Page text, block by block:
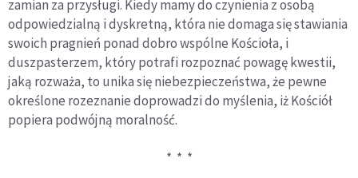
zamian za przysługi. Kiedy mamy do czynienia z osobą
odpowiedzialną i dyskretną, która nie domaga się stawiania
swoich pragnień ponad dobro wspólne Kościoła, i
duszpasterzem, który potrafi rozpoznać powagę kwestii,
jaką rozważa, to unika się niebezpieczeństwa, że pewne
określone rozeznanie doprowadzi do myślenia, iż Kościół
popiera podwójną moralność.
* * *